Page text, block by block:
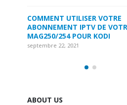
FREEBOX : CHANGER DE
POUR OPTIMISER VOTRE
CONNECTION INTERNET
septembre 22, 2021
ABOUT US